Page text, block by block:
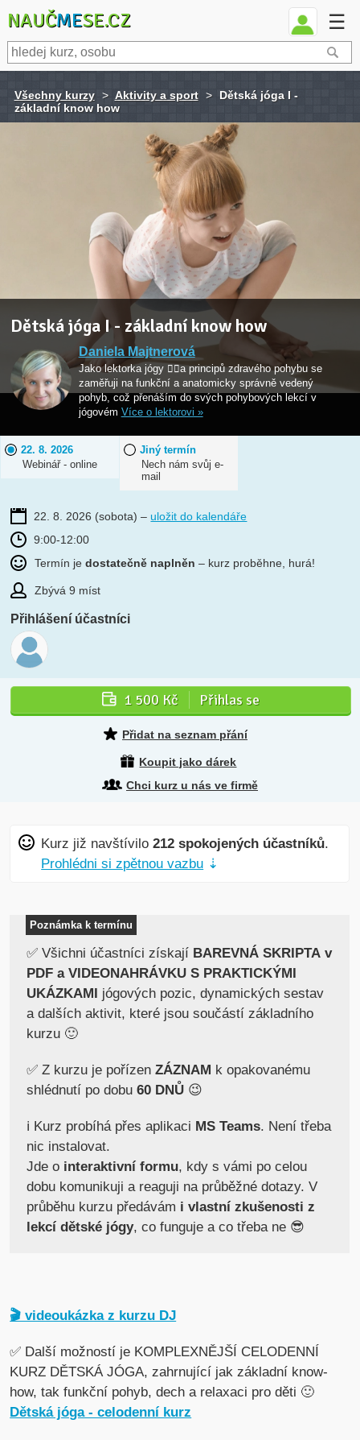
NAUČMESE.CZ ☰
Všechny kurzy > Aktivity a sport >
Dětská jóga I -
základní know how
Dětská jóga I - základní know how
Daniela Majtnerová
Jako lektorka jógy 🧘‍♀️a principů zdravého pohybu se
zaměřuji na funkční a anatomicky správně vedený
pohyb, což přenáším do svých pohybových lekcí v
jógovém Více o lektorovi »
22. 8. 2026
Webinář - online
Jiný termín
Nech nám svůj e-
mail
22. 8. 2026 (sobota) – uložit do kalendáře
9:00-12:00
Termín jedostatečně naplněn – kurz proběhne, hurá!
Zbývá 9 míst
Přihlášení účastníci
1 500 Kč Přihlas se
Přidat na seznam přání
Koupit jako dárek
Chci kurz u nás ve firmě
Kurz již navštívilo212 spokojených účastníků.
Prohlédni si zpětnou vazbu ⇣
Poznámka k termínu
✅ Všichni účastníci získají BAREVNÁ SKRIPTA v
PDF a VIDEONAHRÁVKU S PRAKTICKÝMI
UKÁZKAMI jógových pozic, dynamických sestav
a dalších aktivit, které jsou součástí základního
kurzu 🙂
✅ Z kurzu je pořízenZÁZNAM k opakovanému
shlédnutí po dobu60 DNŮ 😉
ℹ️ Kurz probíhá přes aplikaci MS Teams. Není třeba
nic instalovat.
Jde o interaktivní formu, kdy s vámi po celou
dobu komunikuji a reaguji na průběžné dotazy. V
průběhu kurzu předávám i vlastní zkušenosti z
lekcí dětské jógy, co funguje a co třeba ne 😎
🎬 videoukázka z kurzu DJ
✅ Další možností je KOMPLEXNĚJŠÍ CELODENNÍ
KURZ DĚTSKÁ JÓGA, zahrnující jak základní know-
how, tak funkční pohyb, dech a relaxaci pro děti 🙂
Dětská jóga - celodenní kurz